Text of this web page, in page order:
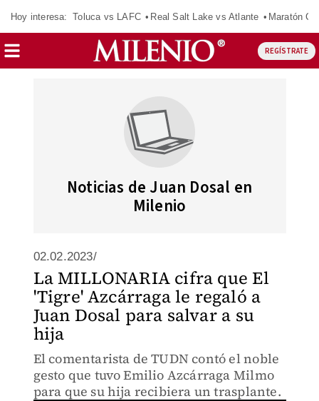
Hoy interesa: Toluca vs LAFC Real Salt Lake vs Atlante Maratón
REGÍSTRATE
Noticias de Juan Dosal en
Milenio
02.02.2023/
La MILLONARIA cifra que El
'Tigre' Azcárraga le regaló a
Juan Dosal para salvar a su
hija
El comentarista de TUDN contó el noble
gesto que tuvo Emilio Azcárraga Milmo
para que su hija recibiera un trasplante.